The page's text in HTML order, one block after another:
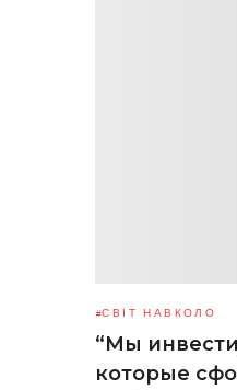
СВІТ НАВКОЛО
“Мы
которые